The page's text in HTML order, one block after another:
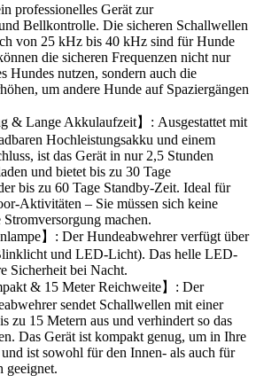
professionelles Gerät zur
Bellkontrolle. Die sicheren Schallwellen
von 25 kHz bis 40 kHz sind für Hunde
die sicheren Frequenzen nicht nur
Hundes nutzen, sondern auch die
um andere Hunde auf Spaziergängen
& Lange Akkulaufzeit】: Ausgestattet mit
Hochleistungsakku und einem
ist das Gerät in nur 2,5 Stunden
und bietet bis zu 30 Tage
bis zu 60 Tage Standby-Zeit. Ideal für
Aktivitäten – Sie müssen sich keine
machen.
】: Der Hundeabwehrer verfügt über
und LED-Licht). Das helle LED-
Sicherheit bei Nacht.
& 15 Meter Reichweite】: Der
sendet Schallwellen mit einer
zu 15 Metern aus und verhindert so das
Das Gerät ist kompakt genug, um in Ihre
und ist sowohl für den Innen- als auch für
geeignet.